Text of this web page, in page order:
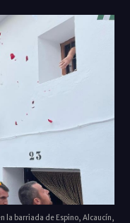
la barriada de Espino, Alcaucín,